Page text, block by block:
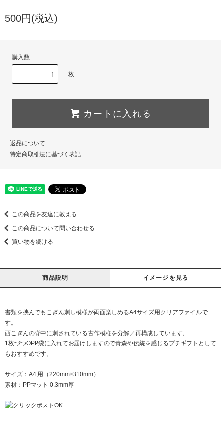
500円(税込)
購入数
枚
カートに入れる
返品について
特定商取引法に基づく表記
この商品を友達に教える
この商品について問い合わせる
買い物を続ける
商品説明 イメージを見る
書類を挟んでもこぎん刺し模様が両面楽しめるA4サイズ用クリアファイルで
す。
西こぎんの背中に刺されている古作模様を分解／再構成しています。
1枚づつOPP袋に入れてお届けしますので青森や伝統を感じるプチギフトとして
もおすすめです。
サイズ：A4 用（220mm×310mm）
素材：PPマット 0.3mm厚